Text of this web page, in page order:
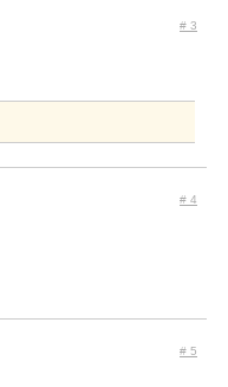
# 3
# 4
# 5